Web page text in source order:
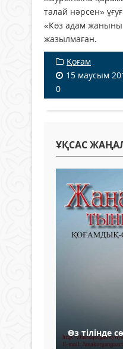
талай нәрсен»
«Көз адам
жазылмаған.
Қоғам
15 маусым
0
ҰҚСАС
Өз тілінде